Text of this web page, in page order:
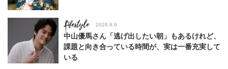
Lifestyle 2026.8.6
中山優馬さん「逃げ出したい朝」もあるけれど、
課題と向き合っている時間が、実は一番充実して
いる